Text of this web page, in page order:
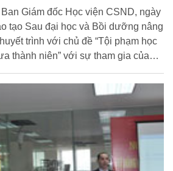
Giám đốc Học viện CSND, ngày
tạo Sau đại học và Bồi dưỡng nâng
trình với chủ đề “Tội phạm học
thành niên” với sự tham gia của
Pennsylvania, Hoa Kỳ cùng cán bộ,
Điều tra 4 Cao học khóa 23 Học